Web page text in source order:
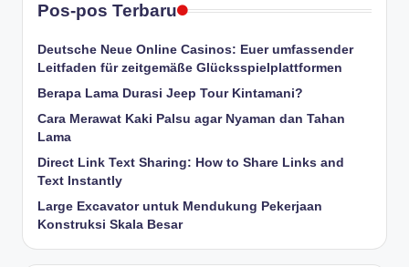
Pos-pos Terbaru
Deutsche Neue Online Casinos: Euer umfassender
Leitfaden für zeitgemäße Glücksspielplattformen
Berapa Lama Durasi Jeep Tour Kintamani?
Cara Merawat Kaki Palsu agar Nyaman dan Tahan
Lama
Direct Link Text Sharing: How to Share Links and
Text Instantly
Large Excavator untuk Mendukung Pekerjaan
Konstruksi Skala Besar